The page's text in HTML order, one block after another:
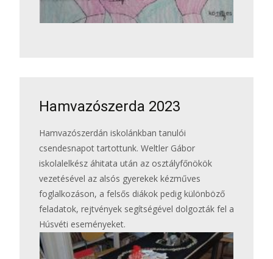
Hamvazószerda 2023
Hamvazószerdán iskolánkban tanulói
csendesnapot tartottunk. Weltler Gábor
iskolalelkész áhitata után az osztályfőnökök
vezetésével az alsós gyerekek kézműves
foglalkozáson, a felsős diákok pedig különböző
feladatok, rejtvények segítségével dolgozták fel a
Húsvéti eseményeket.